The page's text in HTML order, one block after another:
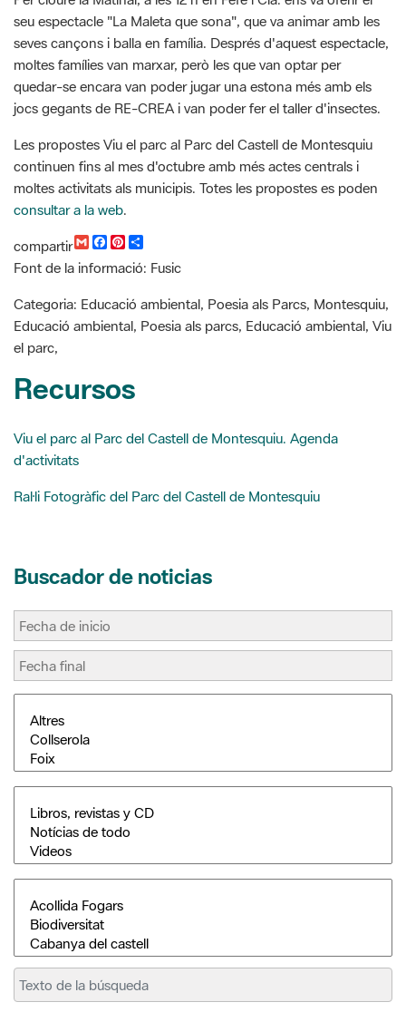
quedar-se encara van poder jugar una estona més amb els
jocs gegants de RE-CREA i van poder fer el taller d'insectes.
Les propostes Viu el parc al Parc del Castell de Montesquiu
continuen fins al mes d'octubre amb més actes centrals i
moltes activitats als municipis. Totes les propostes es poden
consultar a la web .
compartir
G
m
a
i
F
a
c
e
b
o
o
k
P
i
t
e
r
e
s
C
o
t
i
Font de la informació: Fusic
Categoria: Educació ambiental, Poesia als Parcs, Montesquiu,
Educació ambiental, Poesia als parcs, Educació ambiental, Viu
Recursos
d'activitats
Ral·li Fotogràfic del Parc del Castell de Montesquiu
Buscador de noticias
Buscar